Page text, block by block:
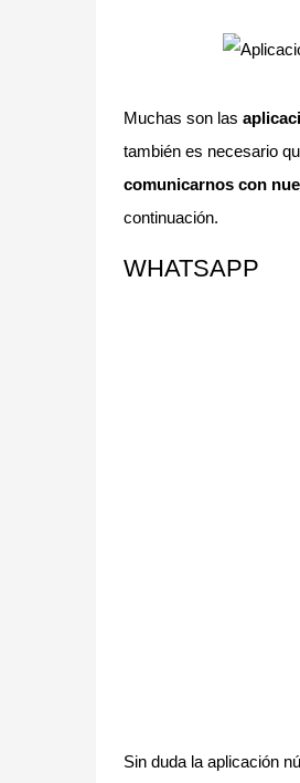
Muchas son las
también es necesario
comunicarnos con
continuación.
WHATSAPP
Sin duda la aplicación